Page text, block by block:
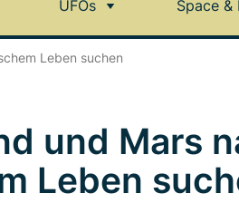
UFOs Space &
Leben suchen
und Mars
Leben